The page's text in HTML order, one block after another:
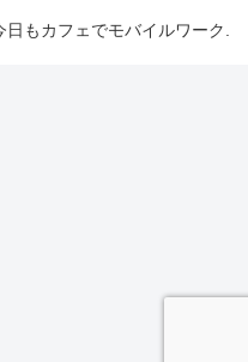
もカフェでモバイルワーク.